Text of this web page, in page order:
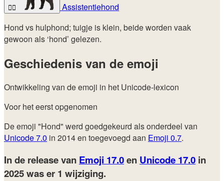
🐕‍🦺
Assistentiehond
Hond vs hulphond; tuigje is klein, beide worden vaak
gewoon als ‘hond’ gelezen.
Geschiedenis van de emoji
Ontwikkeling van de emoji in het Unicode-lexicon
Voor het eerst opgenomen
De emoji "Hond" werd goedgekeurd als onderdeel van
Unicode 7.0 in 2014 en toegevoegd aan Emoji 0.7.
In de release van Emoji 17.0en Unicode 17.0 in
2025was er 1 wijziging.